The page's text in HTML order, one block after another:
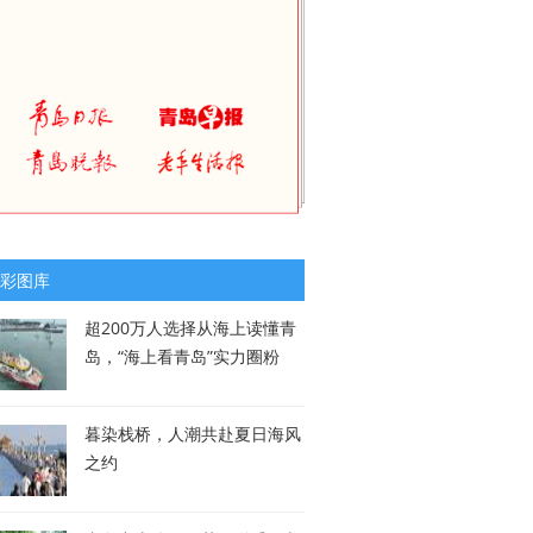
图库
超200万人选择从海上读懂青
岛，“海上看青岛”实力圈粉
暮染栈桥，人潮共赴夏日海风
之约